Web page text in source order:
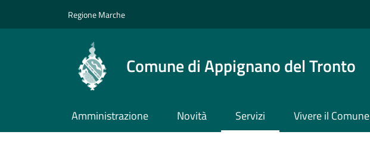
Regione Marche
Comune di Appignano del Tronto
Amministrazione Novità Servizi Vivere il Comune